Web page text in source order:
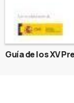
Guía de los XV